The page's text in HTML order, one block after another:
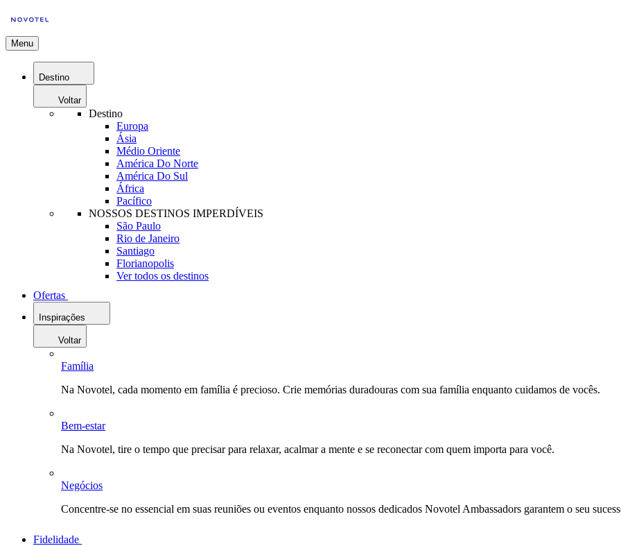
Menu
Destino
Voltar
Destino
Europa
Ásia
Médio Oriente
América Do Norte
América Do Sul
África
Pacífico
NOSSOS DESTINOS IMPERDÍVEIS
São Paulo
Rio de Janeiro
Santiago
Florianopolis
Ver todos os destinos
Ofertas
Inspirações
Voltar
Família
Na Novotel, cada momento em família é precioso. Crie memórias duradouras com sua família enquanto cuidamos de vocês.
Bem-estar
Na Novotel, tire o tempo que precisar para relaxar, acalmar a mente e se reconectar com quem importa para você.
Negócios
Concentre-se no essencial em suas reuniões ou eventos enquanto nossos dedicados Novotel Ambassadors garantem o seu
Fidelidade